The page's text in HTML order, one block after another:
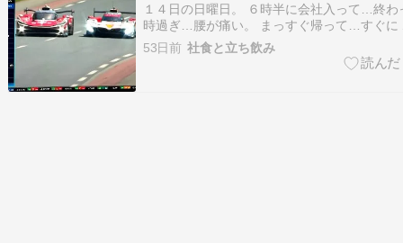
１４日の日曜日。 ６時半に会社入って…終わ
時過ぎ…腰が痛い。 まっすぐ帰って…すぐ
無理でした。チャンネル権は自分にない(;´∀
ル権って死語ですか？ 昨日特価で買った大
うことが今日のモチベーションでした…。
53日前 社食と立ち飲み